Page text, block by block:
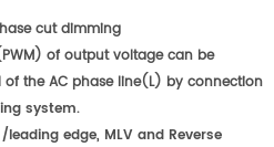
cut dimming
of output voltage can be
the AC phase line(L) by connection
system.
edge, MLV and Reverse